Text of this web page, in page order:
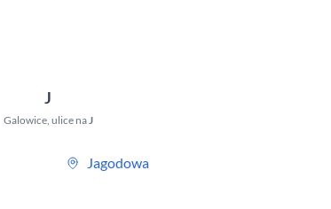
J
Galowice, ulice naJ
Jagodowa